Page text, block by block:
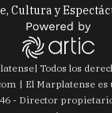
Cultura y
| Todos los
El Marplatense
- Director